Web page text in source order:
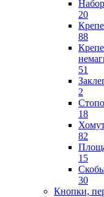
20
88
51
2
18
82
15
30
Кнопки,